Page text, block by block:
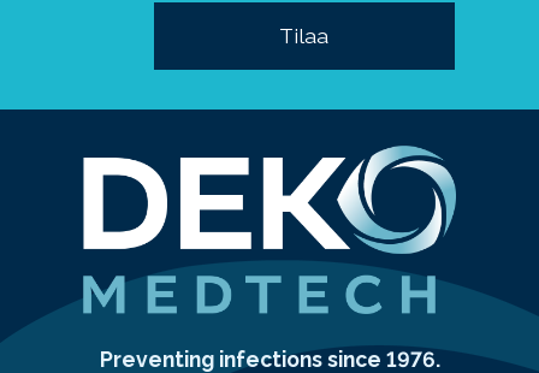
Preventing infections since 1976.